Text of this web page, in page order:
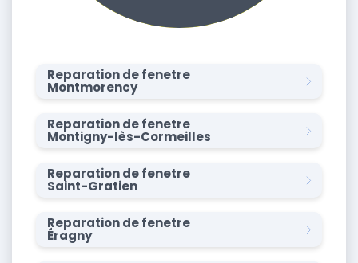
Reparation de fenetre
Montmorency
Reparation de fenetre
Montigny-lès-Cormeilles
Reparation de fenetre
Saint-Gratien
Reparation de fenetre
Éragny